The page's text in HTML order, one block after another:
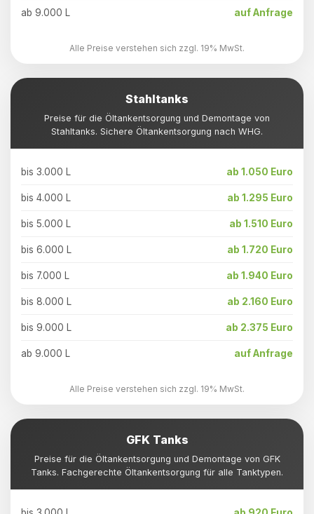
ab 9.000 L auf Anfrage
Alle Preise verstehen sich zzgl. 19% MwSt.
Stahltanks
Preise für die Öltankentsorgung und Demontage von
Stahltanks. Sichere Öltankentsorgung nach WHG.
bis 3.000 L ab 1.050 Euro
bis 4.000 L ab 1.295 Euro
bis 5.000 L ab 1.510 Euro
bis 6.000 L ab 1.720 Euro
bis 7.000 L ab 1.940 Euro
bis 8.000 L ab 2.160 Euro
bis 9.000 L ab 2.375 Euro
ab 9.000 L auf Anfrage
Alle Preise verstehen sich zzgl. 19% MwSt.
GFK Tanks
Preise für die Öltankentsorgung und Demontage von GFK
Tanks. Fachgerechte Öltankentsorgung für alle Tanktypen.